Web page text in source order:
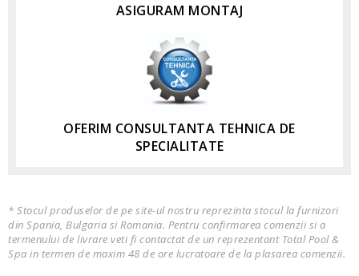
ASIGURAM MONTAJ
OFERIM CONSULTANTA TEHNICA DE
SPECIALITATE
* Stocul produselor de pe site-ul nostru reprezinta stocul la furnizori
din Spania, Bulgaria si Romania. Pentru confirmarea comenzii si a
termenului de livrare veti fi contactat de un reprezentant Total Pool &
Spa in termen de maxim 48 de ore lucratoare de la plasarea comenzii.